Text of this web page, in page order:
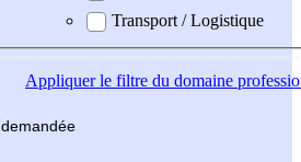
Transport / Logistique
Appliquerle filtre du domaine
demandée